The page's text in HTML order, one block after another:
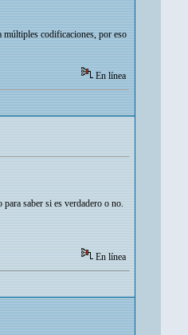
múltiples codificaciones, por eso
En línea
saber si es verdadero o no.
En línea